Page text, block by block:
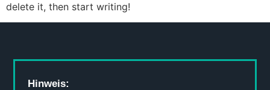
delete it, then start writing!
Hinweis: